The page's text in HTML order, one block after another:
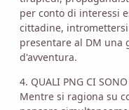
per conto di interessi
cittadine,
presentare al DM una
d'avventura.
4. QUALI PNG CI
Mentre si ragiona su